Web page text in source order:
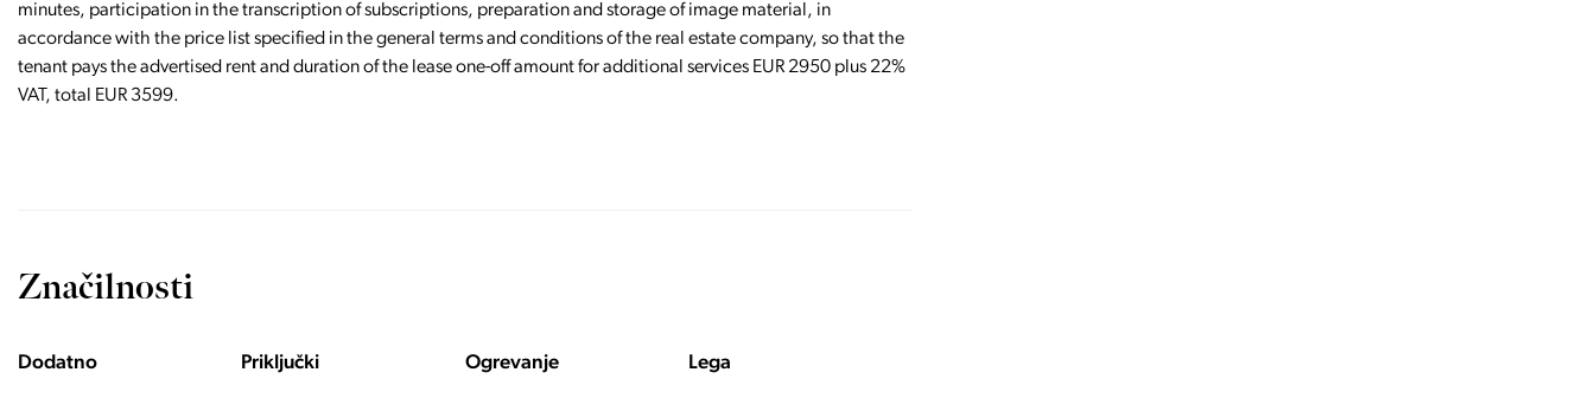
minutes, participation in the transcription of subscriptions, preparation and storage of image material, in
accordance with the price list specified in the general terms and conditions of the real estate company, so that the
tenant pays the advertised rent and duration of the lease one-off amount for additional services EUR 2950 plus 22%
VAT, total EUR 3599.
Značilnosti
Dodatno Priključki Ogrevanje Lega